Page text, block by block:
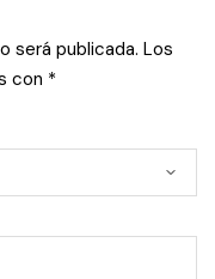
será publicada. Los
con *